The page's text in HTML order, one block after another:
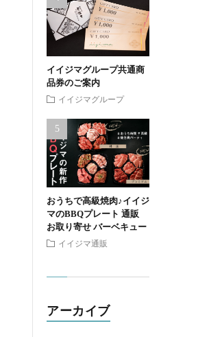
イイジマグループ共通商
品券のご案内
イイジマグループ
おうちで高級焼肉♪イイジ
マのBBQプレート 通販
お取り寄せ バーベキュー
イイジマ通販
アーカイブ